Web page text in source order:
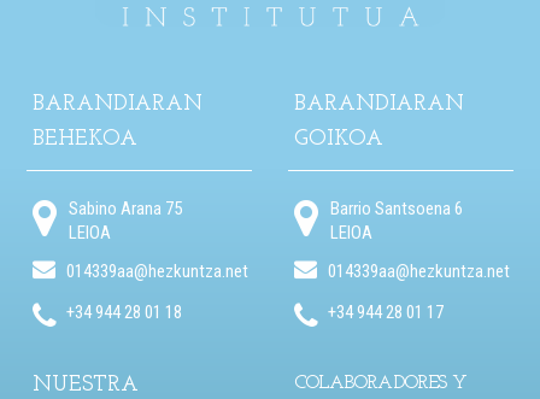
BARANDIARAN
BEHEKOA
Sabino Arana 75
LEIOA
014339aa@hezkuntza.net
+34 944 28 01 18
BARANDIARAN
GOIKOA
Barrio Santsoena 6
LEIOA
014339aa@hezkuntza.net
+34 944 28 01 17
NUESTRA
COLABORADORES Y